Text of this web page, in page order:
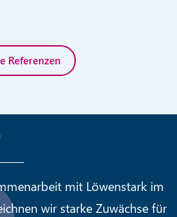
Referenzen
mit Löwenstark im
wir starke Zuwächse für